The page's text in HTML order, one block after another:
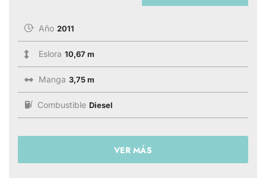
Año 2011
Eslora 10,67 m
Manga 3,75 m
Combustible Diesel
VER MÁS